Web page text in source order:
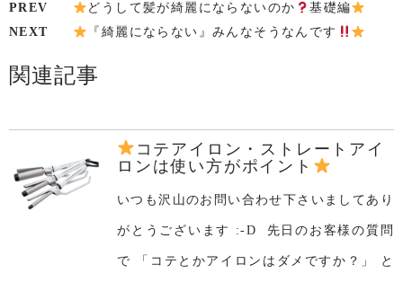
PREV どうして髪が綺麗にならないのか
基礎編
NEXT
『綺麗にならない』みんなそうなんです
関連記事
コテアイロン・ストレートアイ
ロンは使い方がポイント
いつも沢山のお問い合わせ下さいましてあり
がとうございます :-D 先日のお客様の質問
で 「コテとかアイロンはダメですか？」 と